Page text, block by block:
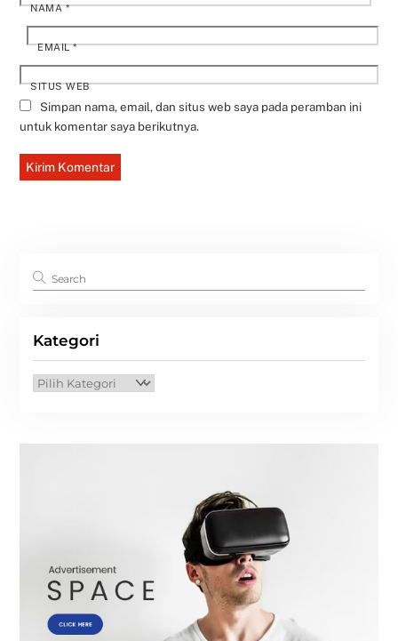
NAMA*
EMAIL*
SITUS WEB
Simpan nama, email, dan situs web saya pada peramban ini
untuk komentar saya berikutnya.
Kategori
Kategori